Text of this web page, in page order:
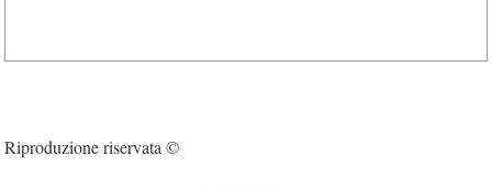
Riproduzione riservata ©